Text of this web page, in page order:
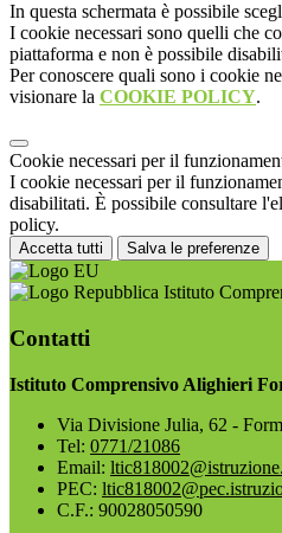
In questa schermata è possibile
I cookie necessari sono quelli che
piattaforma e non è possibile
Per conoscere quali sono i cookie
visionare la COOKIE POLICY.
Cookie necessari per il
I cookie necessari per il
disabilitati. È possibile consultare
policy.
Accetta tutti Salva le preferenze
Istituto
Contatti
Istituto Comprensivo Alighieri
Via Divisione Julia, 62 -
Tel: 0771/21086
Email:
PEC:
C.F.: 90028050590